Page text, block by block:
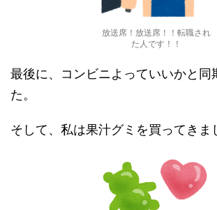
放送席！放送席！！転職され
た人です！！
最後に、コンビニよっていいかと同
た。
そして、私は果汁グミを買ってきま